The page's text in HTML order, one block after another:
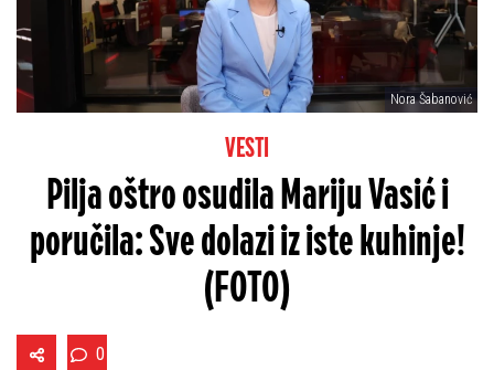
Nora Šabanović
VESTI
Pilja oštro osudila Mariju Vasić i
poručila: Sve dolazi iz iste kuhinje!
(FOTO)
0